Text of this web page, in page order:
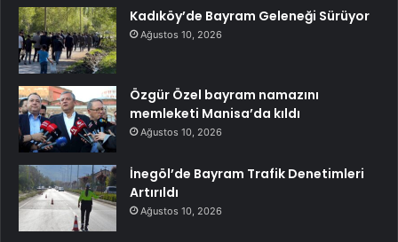
Kadıköy’de Bayram Geleneği Sürüyor
Ağustos 10, 2026
Özgür Özel bayram namazını
memleketi Manisa’da kıldı
Ağustos 10, 2026
İnegöl’de Bayram Trafik Denetimleri
Artırıldı
Ağustos 10, 2026